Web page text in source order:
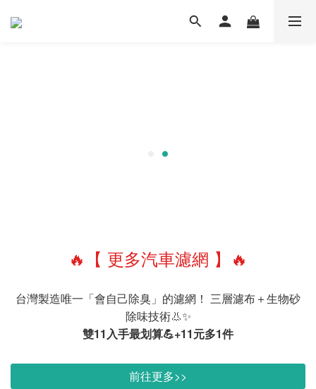
🔥【 更多汽車濾網 】🔥
台灣製造唯一「會自己除臭」的濾網！ 三層濾布＋生物砂
除味技術👃✨
雙11入手最划算💪+11元多1件
前往更多>>